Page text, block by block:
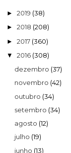
► 2019 (38)
► 2018 (208)
► 2017 (360)
▼ 2016 (308)
dezembro (37)
novembro (42)
outubro (34)
setembro (34)
agosto (12)
julho (19)
junho (13)